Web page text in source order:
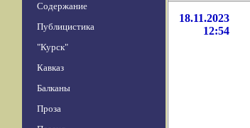
Содержание
Публицистика
"Курск"
Кавказ
Балканы
Проза
18.11.2023
12:54